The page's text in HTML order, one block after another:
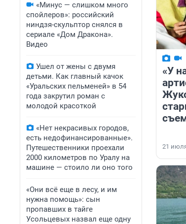
«Минус — слишком много
спойлеров»: российский
ниндзя-скульптор снялся в
сериале «Дом Дракона».
Видео
Ушел от жены с двумя
детьми. Как главный качок
«Уральских пельменей» в 54
года закрутил роман с
молодой красоткой
«Нет некрасивых городов,
есть недофинансированные».
Путешественники проехали
2000 километров по Уралу на
машине — стоило ли оно того
«Они всё еще в лесу, и им
нужна помощь»: сын
пропавших в тайге
Усольцевых назвал еще одну
«У
21